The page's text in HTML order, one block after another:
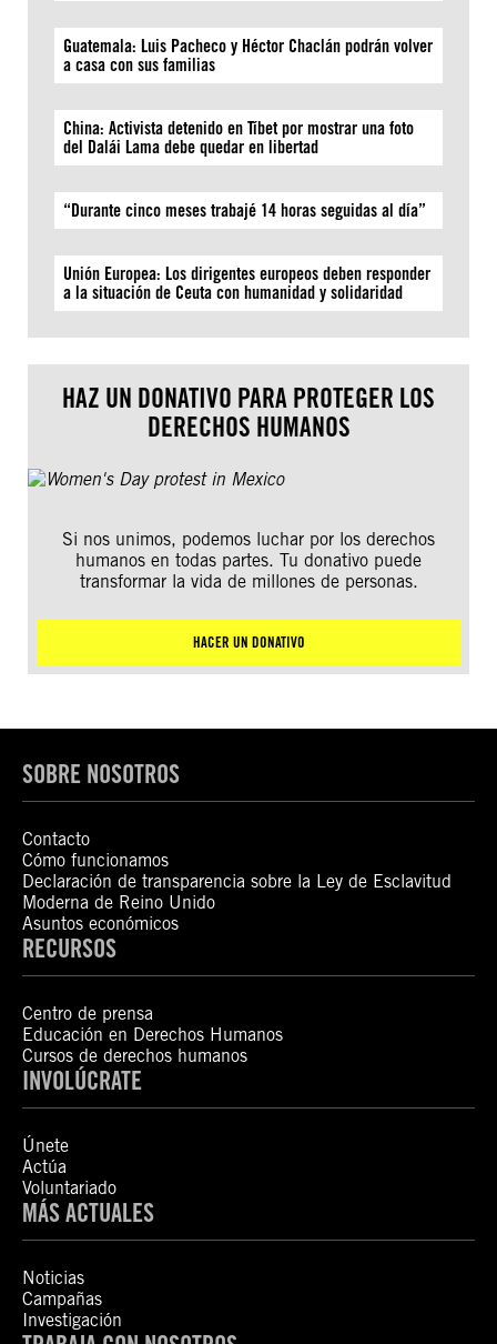
Guatemala: Luis Pacheco y Héctor Chaclán podrán volver
a casa con sus familias
China: Activista detenido en Tíbet por mostrar una foto
del Dalái Lama debe quedar en libertad
“Durante cinco meses trabajé 14 horas seguidas al día”
Unión Europea: Los dirigentes europeos deben responder
a la situación de Ceuta con humanidad y solidaridad
HAZ UN DONATIVO PARA PROTEGER LOS
DERECHOS HUMANOS
Si nos unimos, podemos luchar por los derechos
humanos en todas partes. Tu donativo puede
transformar la vida de millones de personas.
HACER UN DONATIVO
SOBRE NOSOTROS
Contacto
Cómo funcionamos
Declaración de transparencia sobre la Ley de Esclavitud
Moderna de Reino Unido
Asuntos económicos
RECURSOS
Centro de prensa
Educación en Derechos Humanos
Cursos de derechos humanos
INVOLÚCRATE
Únete
Actúa
Voluntariado
MÁS ACTUALES
Noticias
Campañas
Investigación